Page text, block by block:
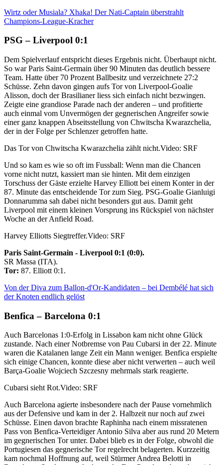
Wirtz oder Musiala? Xhaka! Der Nati-Captain überstrahlt
Champions-League-Kracher
PSG – Liverpool 0:1
Dem Spielverlauf entspricht dieses Ergebnis nicht. Überhaupt nicht.
So war Paris Saint-Germain über 90 Minuten das deutlich bessere
Team. Hatte über 70 Prozent Ballbesitz und verzeichnete 27:2
Schüsse. Zehn davon gingen aufs Tor von Liverpool-Goalie
Alisson, doch der Brasilianer liess sich einfach nicht bezwingen.
Zeigte eine grandiose Parade nach der anderen – und profitierte
auch einmal vom Unvermögen der gegnerischen Angreifer sowie
einer ganz knappen Abseitsstellung von Chwitscha Kwarazchelia,
der in der Folge per Schlenzer getroffen hatte.
Das Tor von Chwitscha Kwarazchelia zählt nicht.Video: SRF
Und so kam es wie so oft im Fussball: Wenn man die Chancen
vorne nicht nutzt, kassiert man sie hinten. Mit dem einzigen
Torschuss der Gäste erzielte Harvey Elliott bei einem Konter in der
87. Minute das entscheidende Tor zum Sieg. PSG-Goalie Gianluigi
Donnarumma sah dabei nicht besonders gut aus. Damit geht
Liverpool mit einem kleinen Vorsprung ins Rückspiel von nächster
Woche an der Anfield Road.
Harvey Elliotts Siegtreffer.Video: SRF
Paris Saint-Germain - Liverpool 0:1 (0:0).
SR Massa (ITA).
Tor: 87. Elliott 0:1.
Von der Diva zum Ballon-d'Or-Kandidaten – bei Dembélé hat sich
der Knoten endlich gelöst
Benfica – Barcelona 0:1
Auch Barcelonas 1:0-Erfolg in Lissabon kam nicht ohne Glück
zustande. Nach einer Notbremse von Pau Cubarsi in der 22. Minute
waren die Katalanen lange Zeit ein Mann weniger. Benfica erspielte
sich einige Chancen, konnte diese aber nicht verwerten – auch weil
Barça-Goalie Wojciech Szczesny mehrmals stark reagierte.
Cubarsi sieht Rot.Video: SRF
Auch Barcelona agierte insbesondere nach der Pause vornehmlich
aus der Defensive und kam in der 2. Halbzeit nur noch auf zwei
Schüsse. Einen davon brachte Raphinha nach einem missratenen
Pass von Benfica-Verteidiger Antonio Silva aber aus rund 20 Metern
im gegnerischen Tor unter. Dabei blieb es in der Folge, obwohl die
Portugiesen das gegnerische Tor regelrecht belagerten. Kurzzeitig
kam nochmal Hoffnung auf, weil Stürmer Andrea Belotti in